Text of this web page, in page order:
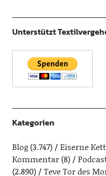
Unterstützt
Kategorien
Blog(3.747) Eiserne
Kommentar(8)
(2.890)
Teve Tor des